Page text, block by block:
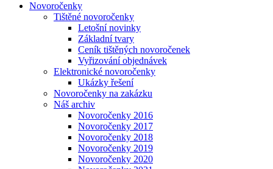
Novoročenky
Tištěné novoročenky
Letošní novinky
Základní tvary
Ceník tištěných novoročenek
Vyřizování objednávek
Elektronické novoročenky
Ukázky řešení
Novoročenky na zakázku
Náš archiv
Novoročenky 2016
Novoročenky 2017
Novoročenky 2018
Novoročenky 2019
Novoročenky 2020